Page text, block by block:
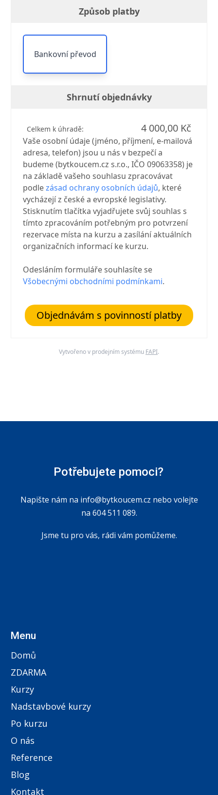
Způsob platby
Bankovní převod
Shrnutí objednávky
Celkem k úhradě: 4 000,00 Kč
Vaše osobní údaje (jméno, příjmení, e-mailová
adresa, telefon) jsou u nás v bezpečí a
budeme (bytkoucem.cz s.r.o., IČO 09063358) je
na základě vašeho souhlasu zpracovávat
podlezásad ochrany osobních údajů, které
vycházejí z české a evropské legislativy.
Stisknutím tlačítka vyjadřujete svůj souhlas s
tímto zpracováním potřebným pro potvrzení
rezervace místa na kurzu a zasílání aktuálních
organizačních informací ke kurzu.
Odesláním formuláře souhlasíte se
Všobecnými obchodními podmínkami.
Objednávám s povinností platby
Vytvořeno v prodejním systému FAPI.
Potřebujete pomoci?
Napište nám na info@bytkoucem.cz nebo volejte
na 604 511 089.
Jsme tu pro vás, rádi vám pomůžeme.
Menu
Domů
ZDARMA
Kurzy
Nadstavbové kurzy
Po kurzu
O nás
Reference
Blog
Kontakt